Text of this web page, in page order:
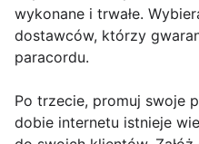
wykonane i trwałe.
dostawców, którzy
paracordu.
Po trzecie, promuj swoje
dobie internetu istnieje